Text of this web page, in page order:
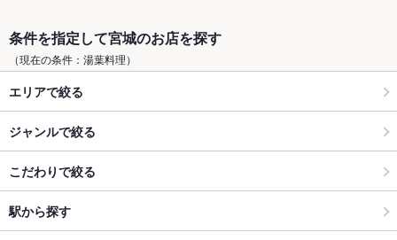
条件を指定して宮城のお店を探す
（現在の条件：湯葉料理）
エリアで絞る
ジャンルで絞る
こだわりで絞る
駅から探す